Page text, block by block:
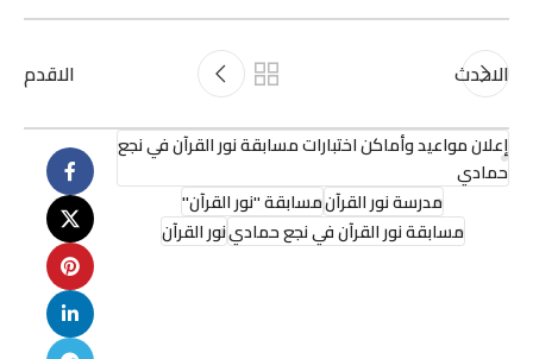
الاحدث الاقدم
إعلان مواعيد وأماكن اختبارات مسابقة نور القرآن في نجع
حمادي
مدرسة نور القرآنمسابقة "نور القرآن"
مسابقة نور القرآن في نجع حمادينور القرآن